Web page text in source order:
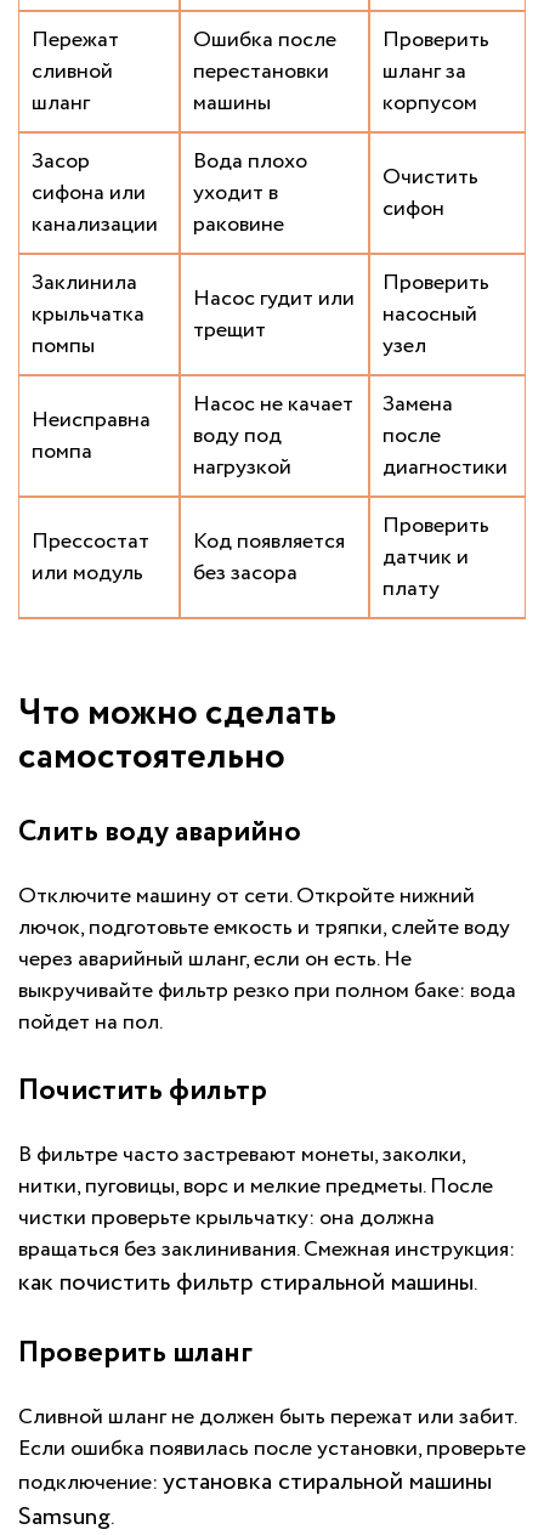
Пережат
сливной
шланг
Ошибка после
перестановки
машины
Проверить
шланг за
корпусом
Засор
сифона или
канализации
Вода плохо
уходит в
раковине
Очистить
сифон
Заклинила
крыльчатка
помпы
Насос гудит или
трещит
Проверить
насосный
узел
Неисправна
помпа
Насос не качает
воду под
нагрузкой
Замена
после
диагностики
Прессостат
или модуль
Код появляется
без засора
Проверить
датчик и
плату
Что можно сделать
самостоятельно
Слить воду аварийно
Отключите машину от сети. Откройте нижний
лючок, подготовьте емкость и тряпки, слейте воду
через аварийный шланг, если он есть. Не
выкручивайте фильтр резко при полном баке: вода
пойдет на пол.
Почистить фильтр
В фильтре часто застревают монеты, заколки,
нитки, пуговицы, ворс и мелкие предметы. После
чистки проверьте крыльчатку: она должна
вращаться без заклинивания. Смежная инструкция:
как почистить фильтр стиральной машины.
Проверить шланг
Сливной шланг не должен быть пережат или забит.
Если ошибка появилась после установки, проверьте
подключение:установка стиральной машины
Samsung.